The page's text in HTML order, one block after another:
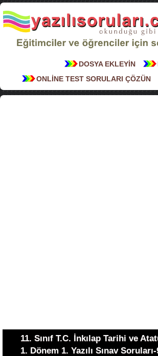
DOSYA EKLEYİN
ONLİNE TEST SORULARI ÇÖZÜN
11. Sınıf T.C. İnkılap Tarihi ve
1. Dönem 1. Yazılı Sınav